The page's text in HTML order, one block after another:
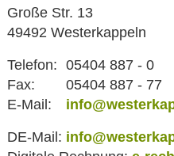
Große Str. 13
49492 Westerkappeln
Telefon: 05404 887 - 0
Fax:
05404 887 - 77
E-Mail:
DE-Mail: